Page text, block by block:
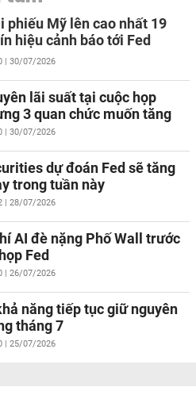
phiếu Mỹ lên cao nhất 19
hiệu cảnh báo tới Fed
| 30/07/2026
lãi suất tại cuộc họp
3 quan chức muốn tăng
| 30/07/2026
dự đoán Fed sẽ tăng
trong tuần này
| 28/07/2026
AI đè nặng Phố Wall trước
Fed
| 26/07/2026
năng tiếp tục giữ nguyên
tháng 7
| 25/07/2026